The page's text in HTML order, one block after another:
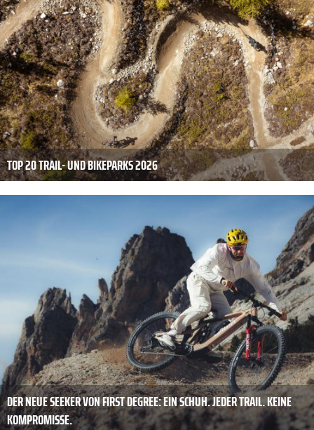
TOP 20 TRAIL- UND BIKEPARKS 2026
DER NEUE SEEKER VON FIRST DEGREE: EIN SCHUH. JEDER TRAIL. KEINE
KOMPROMISSE.